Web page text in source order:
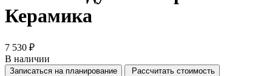
Керамика
7 530 ₽
В наличии
Записаться на планирование Рассчитать стоимость